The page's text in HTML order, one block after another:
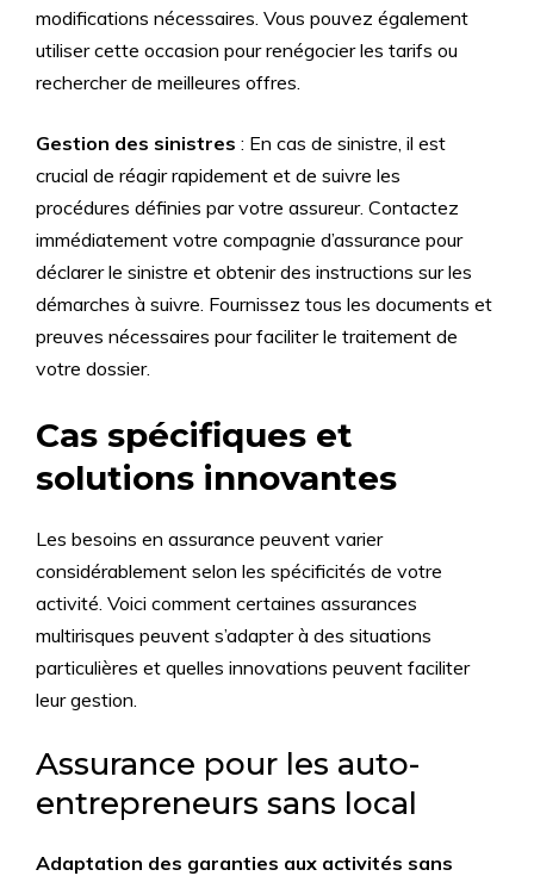
modifications nécessaires. Vous pouvez également
utiliser cette occasion pour renégocier les tarifs ou
rechercher de meilleures offres.
Gestion des sinistres : En cas de sinistre, il est
crucial de réagir rapidement et de suivre les
procédures définies par votre assureur. Contactez
immédiatement votre compagnie d’assurance pour
déclarer le sinistre et obtenir des instructions sur les
démarches à suivre. Fournissez tous les documents et
preuves nécessaires pour faciliter le traitement de
votre dossier.
Cas spécifiques et
solutions innovantes
Les besoins en assurance peuvent varier
considérablement selon les spécificités de votre
activité. Voici comment certaines assurances
multirisques peuvent s’adapter à des situations
particulières et quelles innovations peuvent faciliter
leur gestion.
Assurance pour les auto-
entrepreneurs sans local
Adaptation des garanties aux activités sans